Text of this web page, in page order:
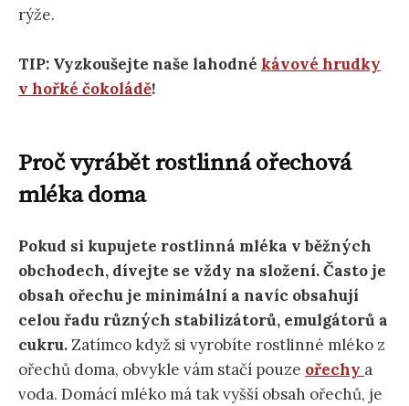
rýže.
TIP: Vyzkoušejte naše lahodné kávové hrudky
v hořké čokoládě!
Proč vyrábět rostlinná ořechová
mléka doma
Pokud si kupujete rostlinná mléka v běžných
obchodech, dívejte se vždy na složení. Často je
obsah ořechu je minimální a navíc obsahují
celou řadu různých stabilizátorů, emulgátorů a
cukru.Zatímco když si vyrobíte rostlinné mléko z
ořechů doma, obvykle vám stačí pouze ořechy a
voda. Domácí mléko má tak vyšší obsah ořechů, je